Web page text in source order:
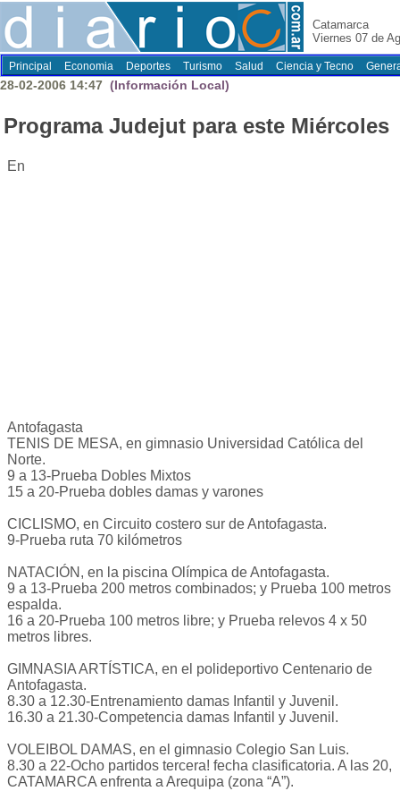
Catamarca
Viernes 07 de
Principal Economia Deportes Turismo Salud Ciencia y Tecno
28-02-2006 14:47 (Información Local)
Programa Judejut para este Miércoles
En
Antofagasta
TENIS DE MESA, en gimnasio Universidad Católica del
Norte.
9 a 13-Prueba Dobles Mixtos
15 a 20-Prueba dobles damas y varones
CICLISMO, en Circuito costero sur de Antofagasta.
9-Prueba ruta 70 kilómetros
NATACIÓN, en la piscina Olímpica de Antofagasta.
9 a 13-Prueba 200 metros combinados; y Prueba 100 metros
espalda.
16 a 20-Prueba 100 metros libre; y Prueba relevos 4 x 50
metros libres.
GIMNASIA ARTÍSTICA, en el polideportivo Centenario de
Antofagasta.
8.30 a 12.30-Entrenamiento damas Infantil y Juvenil.
16.30 a 21.30-Competencia damas Infantil y Juvenil.
VOLEIBOL DAMAS, en el gimnasio Colegio San Luis.
8.30 a 22-Ocho partidos tercera! fecha clasificatoria. A las 20,
CATAMARCA enfrenta a Arequipa (zona “A”).